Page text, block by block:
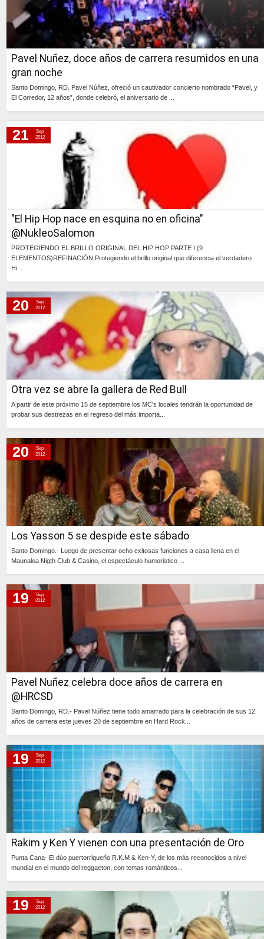
Pavel Nuñez, doce años de carrera resumidos en una
gran noche
Santo Domingo, RD. Pavel Núñez, ofreció un cautivador concierto nombrado “Pavel, y
El Corredor, 12 años”, donde celebró, el aniversario de ...
"El Hip Hop nace en esquina no en oficina"
@NukleoSalomon
PROTEGIENDO EL BRILLO ORIGINAL DEL HIP HOP PARTE I (9
ELEMENTOS)REFINACIÓN Protegiendo el brillo original que diferencia el verdadero
Hi...
21
Sep
2012
Otra vez se abre la gallera de Red Bull
A partir de este próximo 15 de septiembre los MC's locales tendrán la oportunidad de
probar sus destrezas en el regreso del más importa...
20
Sep
2012
Los Yasson 5 se despide este sábado
Santo Domingo.- Luego de presentar ocho exitosas funciones a casa llena en el
Maunaloa Nigth Club & Casino, el espectáculo humoristico ...
20
Sep
2012
Pavel Nuñez celebra doce años de carrera en
@HRCSD
Santo Domingo, RD.- Pavel Núñez tiene todo amarrado para la celebración de sus 12
años de carrera este jueves 20 de septiembre en Hard Rock...
19
Sep
2012
Rakim y Ken Y vienen con una presentación de Oro
Punta Cana- El dúo puertorriqueño R.K.M & Ken-Y, de los más reconocidos a nivel
mundial en el mundo del reggaeton, con temas románticos...
19
Sep
2012
19
Sep
2012